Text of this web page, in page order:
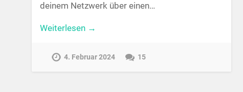
deinem Netzwerk über einen…
Weiterlesen →
4. Februar 2024 15